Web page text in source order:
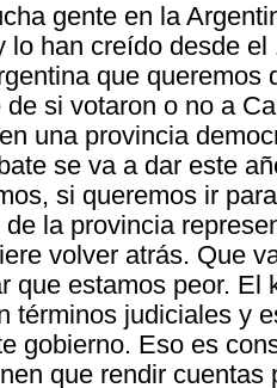
gente en la
lo han creído desde
que queremos
si votaron o no a
una provincia
se va a dar este
si queremos ir
la provincia
volver atrás. Que
que estamos peor. El
términos judiciales y
gobierno. Eso es
que rendir cuentas